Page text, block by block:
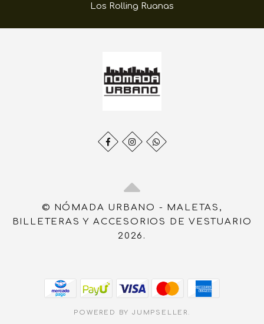
Los Rolling Ruanas
© NÓMADA URBANO - MALETAS,
BILLETERAS Y ACCESORIOS DE VESTUARIO
2026.
POWERED BY JUMPSELLER .